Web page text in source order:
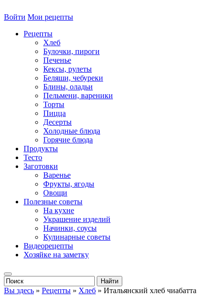
Войти Мои рецепты
Рецепты
Хлеб
Булочки, пироги
Печенье
Кексы, рулеты
Беляши, чебуреки
Блины, оладьи
Пельмени, вареники
Торты
Пицца
Десерты
Холодные блюда
Горячие блюда
Продукты
Тесто
Заготовки
Варенье
Фрукты, ягоды
Овощи
Полезные советы
На кухне
Украшение изделий
Начинки, соусы
Кулинарные советы
Видеорецепты
Хозяйке на заметку
Вы здесь » Рецепты » Хлеб » Итальянский хлеб чиабатта